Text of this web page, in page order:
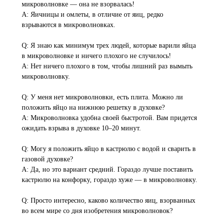
микроволновке — она не взорвалась!
A: Яичницы и омлеты, в отличие от яиц, редко
взрываются в микроволновках.
Q: Я знаю как минимум трех людей, которые варили яйца
в микроволновке и ничего плохого не случилось!
A: Нет ничего плохого в том, чтобы лишний раз вымыть
микроволновку.
Q: У меня нет микроволновки, есть плита. Можно ли
положить яйцо на нижнюю решетку в духовке?
A: Микроволновка удобна своей быстротой. Вам придется
ожидать взрыва в духовке 10–20 минут.
Q: Могу я положить яйцо в кастрюлю с водой и сварить в
газовой духовке?
A: Да, но это вариант средний. Гораздо лучше поставить
кастрюлю на конфорку, гораздо хуже — в микроволновку.
Q: Просто интересно, каково количество яиц, взорванных
во всем мире со дня изобретения микроволновок?